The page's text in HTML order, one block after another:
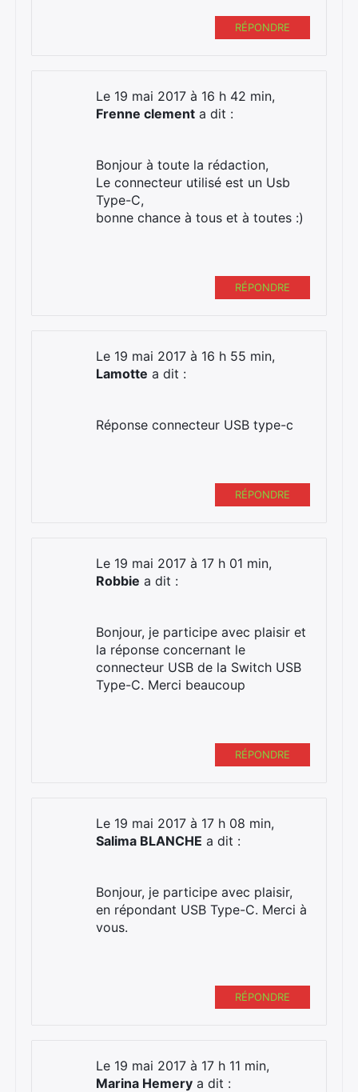
RÉPONDRE
Le 19 mai 2017 à 16 h 42 min,
Frenne clement a dit :
Bonjour à toute la rédaction,
Le connecteur utilisé est un Usb
Type-C,
bonne chance à tous et à toutes :)
RÉPONDRE
Le 19 mai 2017 à 16 h 55 min,
Lamotte a dit :
Réponse connecteur USB type-c
RÉPONDRE
Le 19 mai 2017 à 17 h 01 min,
Robbie a dit :
Bonjour, je participe avec plaisir et
la réponse concernant le
connecteur USB de la Switch USB
Type-C. Merci beaucoup
RÉPONDRE
Le 19 mai 2017 à 17 h 08 min,
Salima BLANCHE a dit :
Bonjour, je participe avec plaisir,
en répondant USB Type-C. Merci à
vous.
RÉPONDRE
Le 19 mai 2017 à 17 h 11 min,
Marina Hemery a dit :